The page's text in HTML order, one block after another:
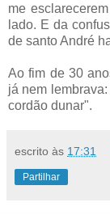
me
lado. E da
de santo André
Ao fim de 30
já nem
cordão dunar".
escrito às 17:31
Partilhar